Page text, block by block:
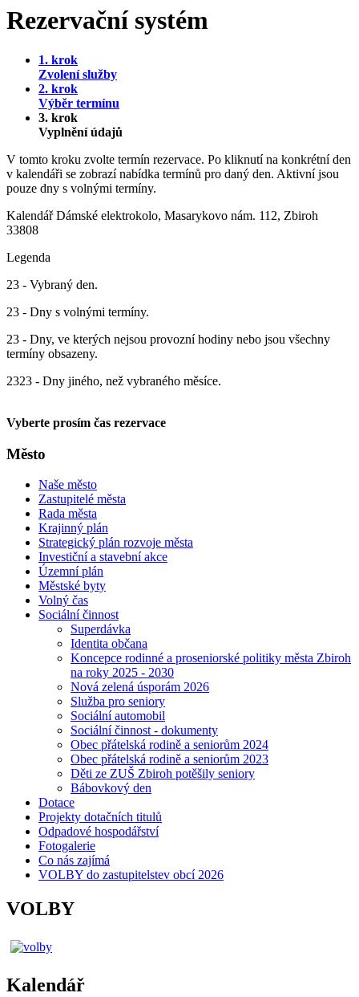
Rezervační systém
1. krok
Zvolení služby
2. krok
Výběr termínu
3. krok
Vyplnění údajů
V tomto kroku zvolte termín rezervace. Po kliknutí na konkrétní den
v kalendáři se zobrazí nabídka termínů pro daný den. Aktivní jsou
pouze dny s volnými termíny.
KalendářDámské elektrokolo, Masarykovo nám. 112, Zbiroh
33808
Legenda
23 - Vybraný den.
23 - Dny s volnými termíny.
23 - Dny, ve kterých nejsou provozní hodiny nebo jsou všechny
termíny obsazeny.
2323 - Dny jiného, než vybraného měsíce.
Vyberte prosím čas rezervace
Město
Naše město
Zastupitelé města
Rada města
Krajinný plán
Strategický plán rozvoje města
Investiční a stavební akce
Územní plán
Městské byty
Volný čas
Sociální činnost
Superdávka
Identita občana
Koncepce rodinné a proseniorské politiky města Zbiroh
na roky 2025 - 2030
Nová zelená úsporám 2026
Služba pro seniory
Sociální automobil
Sociální činnost - dokumenty
Obec přátelská rodině a seniorům 2024
Obec přátelská rodině a seniorům 2023
Děti ze ZUŠ Zbiroh potěšily seniory
Bábovkový den
Dotace
Projekty dotačních titulů
Odpadové hospodářství
Fotogalerie
Co nás zajímá
VOLBY do zastupitelstev obcí 2026
VOLBY
Kalendář